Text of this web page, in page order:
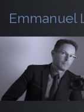
Emmanuel